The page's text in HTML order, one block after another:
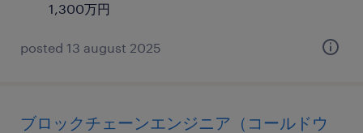
1,300万円
posted 13 august 2025
ブロックチェーンエンジニア（コールドウ